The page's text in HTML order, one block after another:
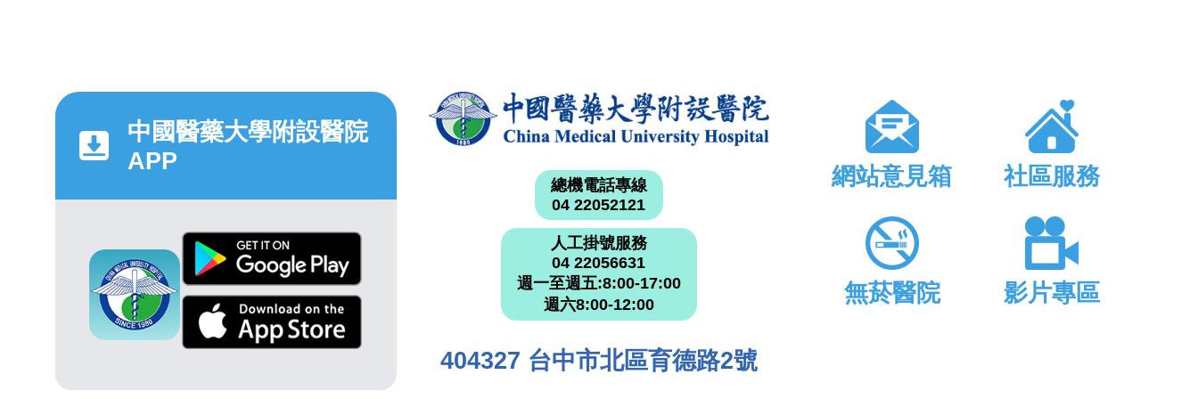
中國醫藥大學附設醫院
APP
總機電話專線
04 22052121
人工掛號服務
04 22056631
週一至週五:8:00-17:00
週六8:00-12:00
404327 台中市北區育德路2號
網站意見箱 社區服務
無菸醫院 影片專區